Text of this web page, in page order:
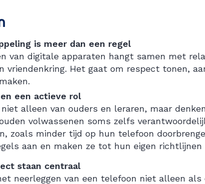
is meer dan een regel
van digitale apparaten hangt samen met
vriendenkring. Het gaat om respect tonen,
een actieve rol
alleen van ouders en leraren, maar
volwassenen soms zelfs
zoals minder tijd op hun telefoon
aan en maken ze tot hun eigen
staan centraal
neerleggen van een telefoon niet alleen als